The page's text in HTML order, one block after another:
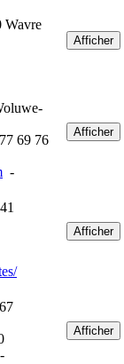
Wavre
Afficher
69 76
-
Afficher
Afficher
Afficher